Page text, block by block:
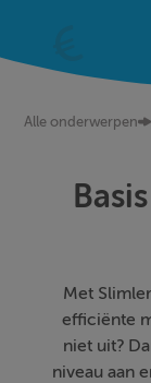
Alle onderwerpen
Met
efficiënte
niet uit?
niveau aan